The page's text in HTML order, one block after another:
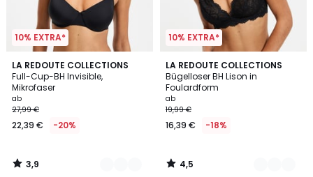
10% EXTRA*
LA REDOUTE COLLECTIONS
Full-Cup-BH Invisible,
Mikrofaser
ab
27,99 €
22,39 € -20%
3,9
/ 5
3
Farben
3,9
/
10% EXTRA*
LA REDOUTE COLLECTIONS
Bügelloser BH Lison in
Foulardform
ab
19,99 €
16,39 € -18%
4,5
/ 5
3
Farben
4,5
/